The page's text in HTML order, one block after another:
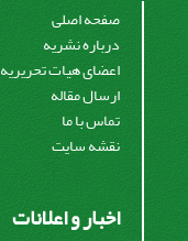
صفحه اصلی
درباره نشریه
اعضای هیات تحریریه
ارسال مقاله
تماس با ما
نقشه سایت
اخبار و اعلانات